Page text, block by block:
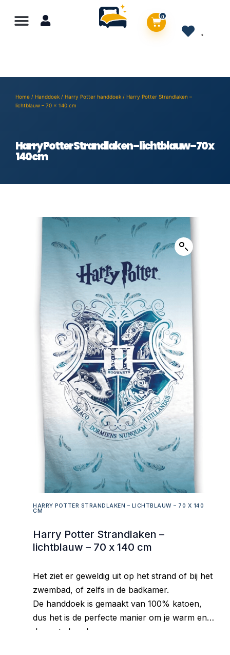
0
Home / Handdoek / Harry Potter handdoek / Harry Potter Strandlaken –
lichtblauw – 70 x 140 cm
Harry Potter Strandlaken – lichtblauw – 70 x
140 cm
HARRY POTTER STRANDLAKEN – LICHTBLAUW – 70 X 140
CM
Harry Potter Strandlaken –
lichtblauw – 70 x 140 cm
Het ziet er geweldig uit op het strand of bij het
zwembad, of zelfs in de badkamer.
De handdoek is gemaakt van 100% katoen,
dus het is de perfecte manier om je warm en
droog te houden.